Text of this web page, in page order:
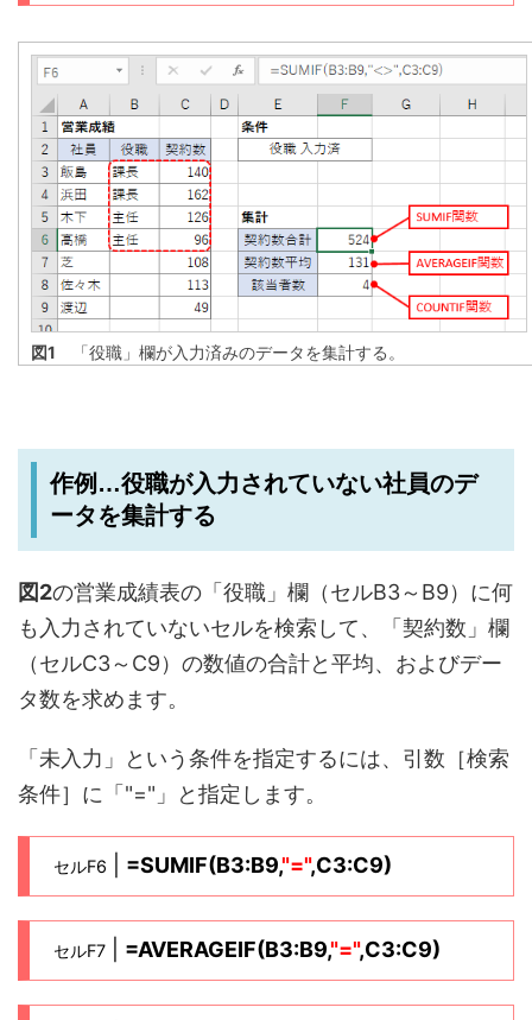
図1 「役職」欄が入力済みのデータを集計する。
作例…役職が入力されていない社員のデ
ータを集計する
図2の営業成績表の「役職」欄（セルB3～B9）に何
も入力されていないセルを検索して、「契約数」欄
（セルC3～C9）の数値の合計と平均、およびデー
タ数を求めます。
「未入力」という条件を指定するには、引数［検索
条件］に「"="」と指定します。
セルF6 =SUMIF(B3:B9,"=",C3:C9)
セルF7 =AVERAGEIF(B3:B9,"=",C3:C9)